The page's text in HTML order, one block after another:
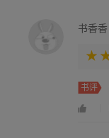
书香香
书评